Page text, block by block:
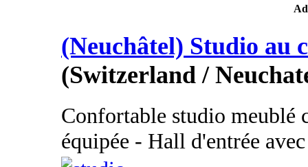
Ad
(Neuchâtel) Studio au
(Switzerland /
Confortable studio meublé
équipée - Hall d'entrée